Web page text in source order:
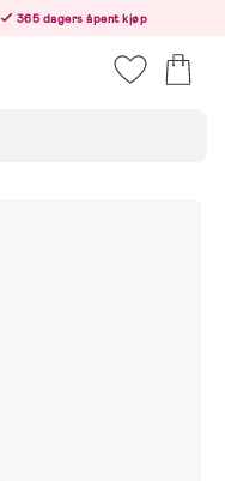
365 dagers åpent kjøp